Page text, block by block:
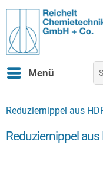
Menü
Reduziernippel aus
Reduziernippel aus